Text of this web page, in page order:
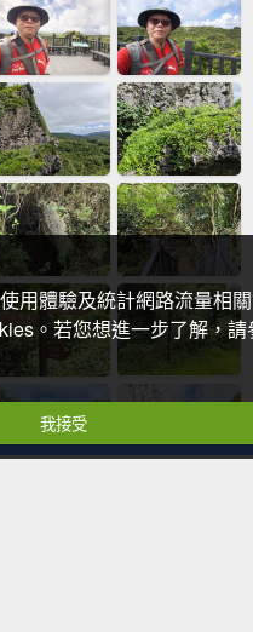
分享
用體驗及統計網路流量相
。若您想進一步了解，
我接受